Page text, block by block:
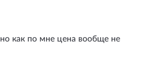
как по мне цена вообще не